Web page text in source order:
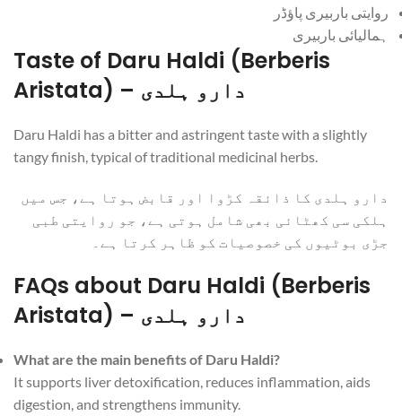
روایتی باربیری پاؤڈر
ہمالیائی باربیری
Taste of Daru Haldi (Berberis
Aristata) – دارو ہلدی
Daru Haldi has a bitter and astringent taste with a slightly
tangy finish, typical of traditional medicinal herbs.
دارو ہلدی کا ذائقہ کڑوا اور قابض ہوتا ہے، جس میں
ہلکی سی کھٹائی بھی شامل ہوتی ہے، جو روایتی طبی
جڑی بوٹیوں کی خصوصیات کو ظاہر کرتا ہے۔
FAQs about Daru Haldi (Berberis
Aristata) – دارو ہلدی
What are the main benefits of Daru Haldi?
It supports liver detoxification, reduces inflammation, aids
digestion, and strengthens immunity.